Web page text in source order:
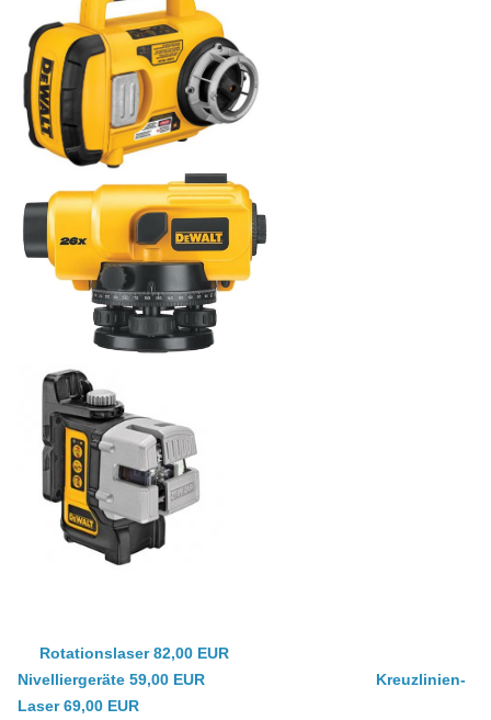
Rotationslaser 82,00 EUR
Nivelliergeräte 59,00 EUR Kreuzlinien-
Laser 69,00 EUR